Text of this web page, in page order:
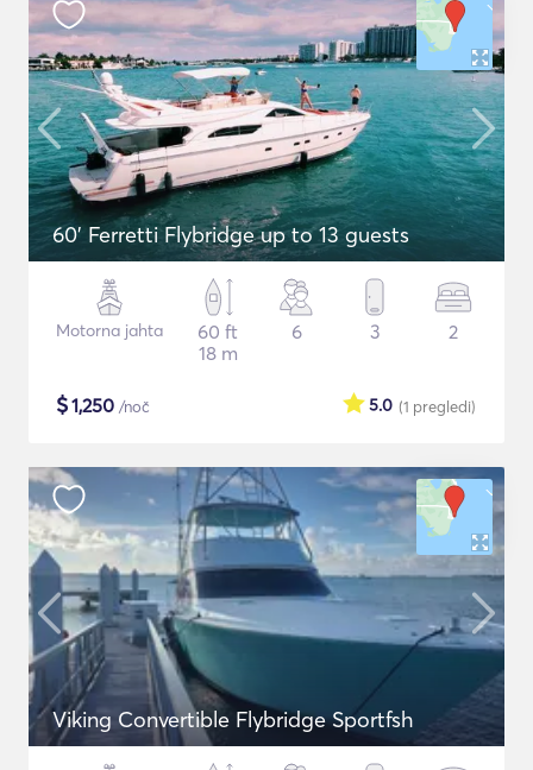
60' Ferretti Flybridge up to 13 guests
Motorna jahta
60 ft
18 m
6 3 2
$1,250 /noč (1 pregledi)
5.0
Viking Convertible Flybridge Sportfsh